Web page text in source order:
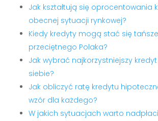
Jak kształtują się oprocentowania
obecnej sytuacji rynkowej?
Kiedy kredyty mogą stać się
przeciętnego Polaka?
Jak wybrać najkorzystniejszy
siebie?
Jak obliczyć ratę kredytu
wzór dla każdego?
W jakich sytuacjach warto